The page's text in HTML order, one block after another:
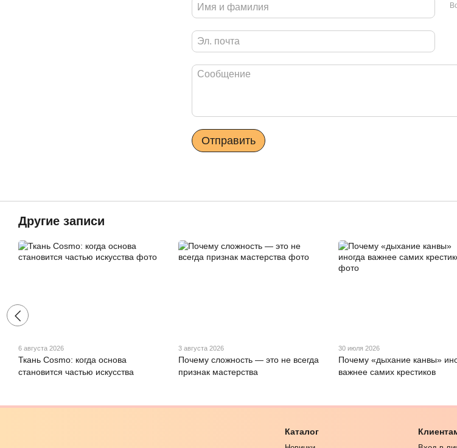
Отправить
Другие записи
6 августа 2026
Ткань Cosmo: когда основа
становится частью искусства
3 августа 2026
Почему сложность — это не всегда
признак мастерства
30 июля 2026
Почему «дыхание канвы»
важнее самих крестиков
Каталог